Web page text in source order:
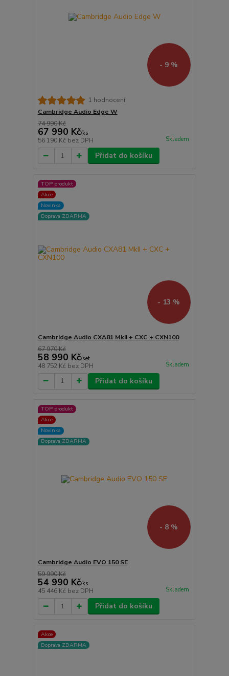
- 9 %
1 hodnocení
Cambridge Audio Edge W
74 990 Kč
67 990 Kč/ks
56 190 Kč bez DPH Skladem
Přidat do košíku
TOP produkt
Akce
Novinka
Doprava ZDARMA
- 13 %
Cambridge Audio CXA81 MkII + CXC + CXN100
67 970 Kč
58 990 Kč/set
48 752 Kč bez DPH Skladem
Přidat do košíku
TOP produkt
Akce
Novinka
Doprava ZDARMA
- 8 %
Cambridge Audio EVO 150 SE
59 990 Kč
54 990 Kč/ks
45 446 Kč bez DPH Skladem
Přidat do košíku
Akce
Doprava ZDARMA